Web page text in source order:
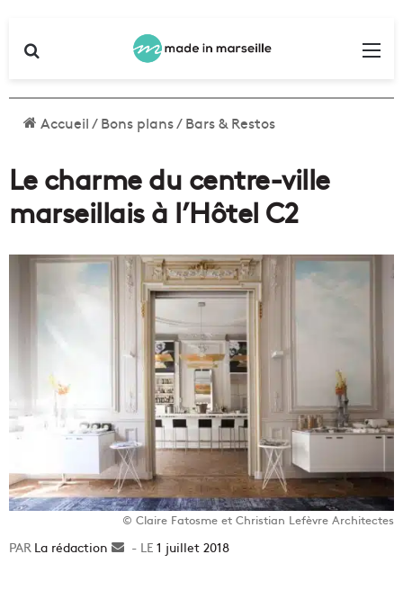
Accueil/Bons plans/Bars & Restos
Le charme du centre-ville
marseillais à l’Hôtel C2
© Claire Fatosme et Christian Lefèvre Architectes
La rédaction
Envoyer1 juillet 2018